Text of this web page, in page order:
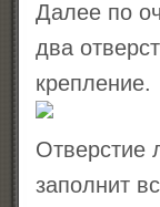
Далее по
два
крепление.
Отверстие
заполнит